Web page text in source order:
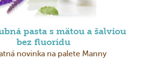
pasta s mätou a šalviou
bez fluoridu
novinka na palete Manny